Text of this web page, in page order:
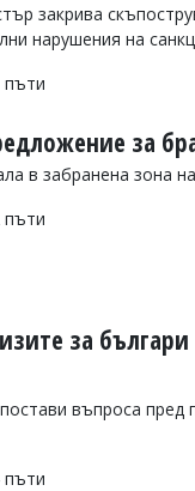
закрива
нарушения на
пъти
за
в забранена зона
пъти
за
въпроса пред
пъти